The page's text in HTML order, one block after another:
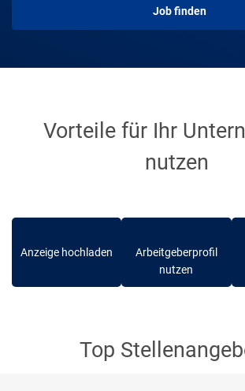
Job finden
Vorteile für Ihr
nutzen
Anzeige hochladen
Arbeitgeberprofil
nutzen
Top